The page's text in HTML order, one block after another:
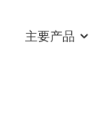
主要产品